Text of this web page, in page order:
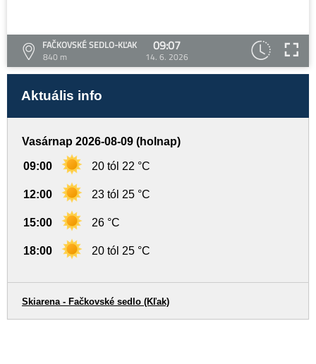
FAČKOVSKÉ SEDLO-KĽAK
840 m
09:07
14. 6. 2026
Aktuális info
Vasárnap 2026-08-09 (holnap)
09:00 20 tól 22 °C
12:00 23 tól 25 °C
15:00 26 °C
18:00 20 tól 25 °C
Skiarena - Fačkovské sedlo (Kľak)